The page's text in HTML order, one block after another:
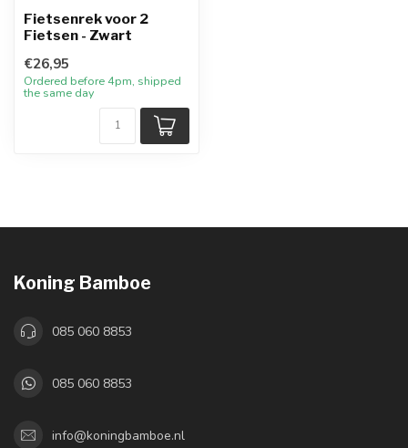
Fietsenrek voor 2
Fietsen - Zwart
€26,95
Ordered before 4pm, shipped
the same day
Koning Bamboe
085 060 8853
085 060 8853
info@koningbamboe.nl